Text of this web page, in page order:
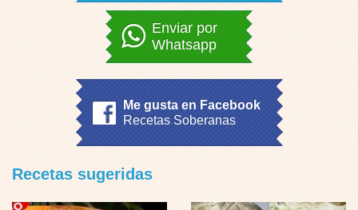
Enviar por
Whatsapp
Me gusta en Facebook
Recetas Soberanas
Recetas sugeridas